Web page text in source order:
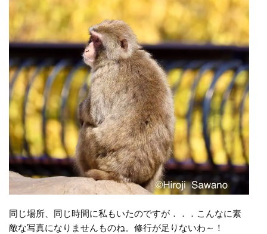
同じ場所、同じ時間に私もいたのですが．．．こんなに素
敵な写真になりませんものね。修行が足りないわ～！